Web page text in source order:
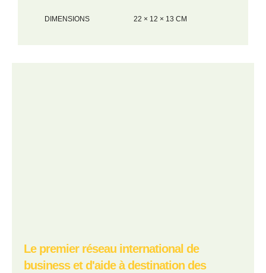
DIMENSIONS 22 × 12 × 13 CM
Le premier réseau international de
business et d'aide à destination des